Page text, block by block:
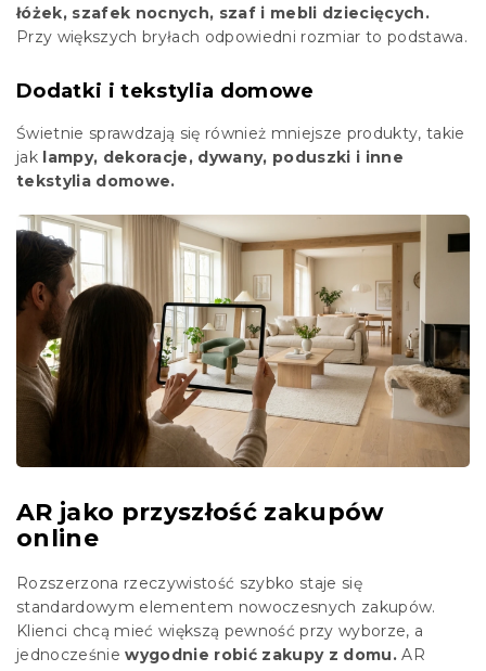
łóżek, szafek nocnych, szaf i mebli dziecięcych.
Przy większych bryłach odpowiedni rozmiar to podstawa.
Dodatki i tekstylia domowe
Świetnie sprawdzają się również mniejsze produkty, takie
jak lampy, dekoracje, dywany, poduszki i inne
tekstylia domowe.
AR jako przyszłość zakupów
online
Rozszerzona rzeczywistość szybko staje się
standardowym elementem nowoczesnych zakupów.
Klienci chcą mieć większą pewność przy wyborze, a
jednocześniewygodnie robić zakupy z domu. AR